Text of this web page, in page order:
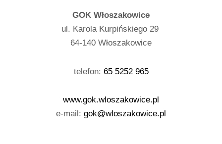
GOK Włoszakowice
ul. Karola Kurpińskiego 29
64-140 Włoszakowice
telefon: 65 5252 965
www.gok.wloszakowice.pl
e-mail: gok@wloszakowice.pl